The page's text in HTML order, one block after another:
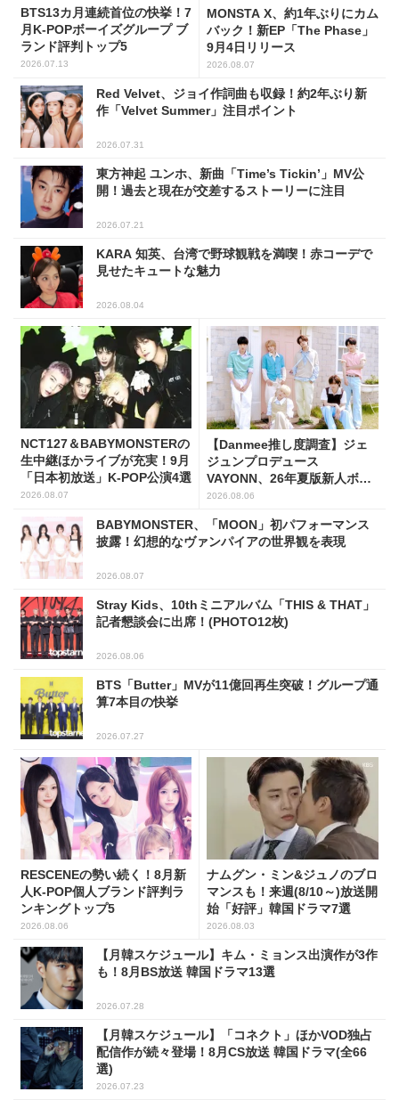
BTS13カ月連続首位の快挙！7
月K-POPボーイズグループ ブ
ランド評判トップ5
2026.07.13
MONSTA X、約1年ぶりにカム
バック！新EP「The Phase」
9月4日リリース
2026.08.07
Red Velvet、ジョイ作詞曲も収録！約2年ぶり新
作「Velvet Summer」注目ポイント
2026.07.31
東方神起 ユンホ、新曲「Time’s Tickin’」MV公
開！過去と現在が交差するストーリーに注目
2026.07.21
KARA 知英、台湾で野球観戦を満喫！赤コーデで
見せたキュートな魅力
2026.08.04
NCT127＆BABYMONSTERの
生中継ほかライブが充実！9月
「日本初放送」K-POP公演4選
2026.08.07
【Danmee推し度調査】ジェ
ジュンプロデュース
VAYONN、26年夏版新人ボー
イズグループ人気No.1に
2026.08.06
BABYMONSTER、「MOON」初パフォーマンス
披露！幻想的なヴァンパイアの世界観を表現
2026.08.07
Stray Kids、10thミニアルバム「THIS & THAT」
記者懇談会に出席！(PHOTO12枚)
2026.08.06
BTS「Butter」MVが11億回再生突破！グループ通
算7本目の快挙
2026.07.27
RESCENEの勢い続く！8月新
人K-POP個人ブランド評判ラ
ンキングトップ5
2026.08.06
ナムグン・ミン&ジュノのブロ
マンスも！来週(8/10～)放送開
始「好評」韓国ドラマ7選
2026.08.03
【月韓スケジュール】キム・ミョンス出演作が3作
も！8月BS放送 韓国ドラマ13選
2026.07.28
【月韓スケジュール】「コネクト」ほかVOD独占
配信作が続々登場！8月CS放送 韓国ドラマ(全66
選)
2026.07.23